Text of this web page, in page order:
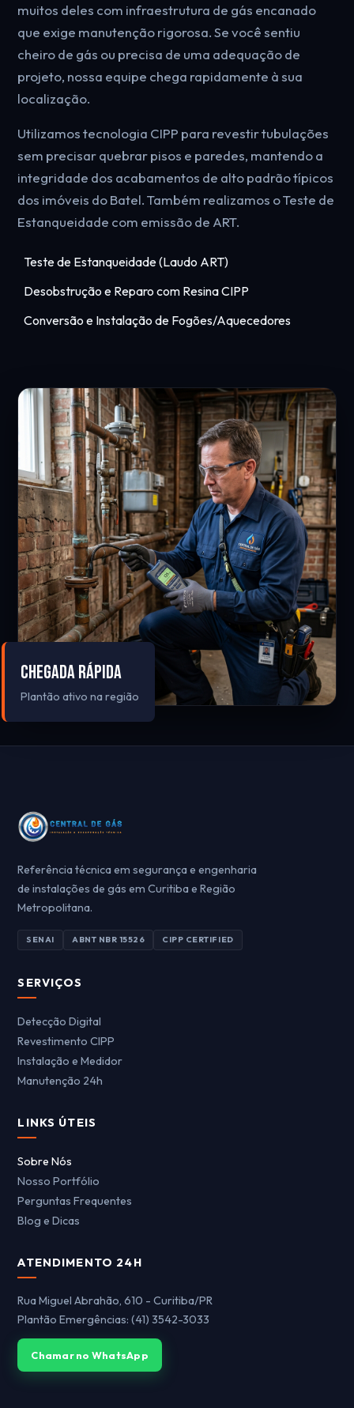
muitos deles com infraestrutura de gás encanado
que exige manutenção rigorosa. Se você sentiu
cheiro de gás ou precisa de uma adequação de
projeto, nossa equipe chega rapidamente à sua
localização.
Utilizamos tecnologia CIPP para revestir tubulações
sem precisar quebrar pisos e paredes, mantendo a
integridade dos acabamentos de alto padrão típicos
dos imóveis do Batel. Também realizamos o Teste de
Estanqueidade com emissão de ART.
Teste de Estanqueidade (Laudo ART)
Desobstrução e Reparo com Resina CIPP
Conversão e Instalação de Fogões/Aquecedores
Chegada Rápida
Plantão ativo na região
Referência técnica em segurança e engenharia
de instalações de gás em Curitiba e Região
Metropolitana.
SENAI ABNT NBR 15526 CIPP CERTIFIED
SERVIÇOS
Detecção Digital
Revestimento CIPP
Instalação e Medidor
Manutenção 24h
LINKS ÚTEIS
Sobre Nós
Nosso Portfólio
Perguntas Frequentes
Blog e Dicas
ATENDIMENTO 24H
Rua Miguel Abrahão, 610 - Curitiba/PR
Plantão Emergências: (41) 3542-3033
Chamar no WhatsApp